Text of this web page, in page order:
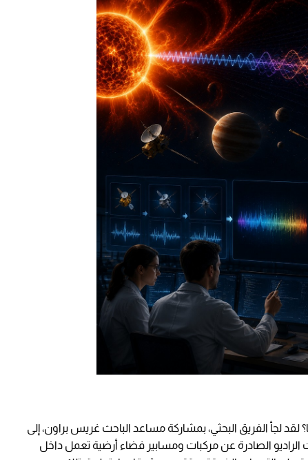
لجأ الفريق البحثي، بمشاركة مساعد الباحث غريس براون، إلى
الراديو الصادرة عن مركبات ومسابير فضاء أرضية تعمل داخل